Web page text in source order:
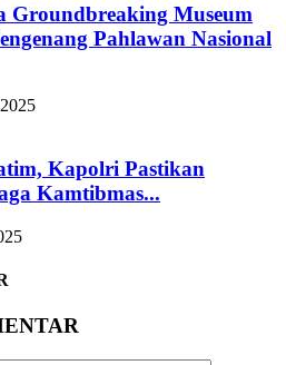
Groundbreaking Museum
Pahlawan Nasional
Kapolri Pastikan
Kamtibmas...